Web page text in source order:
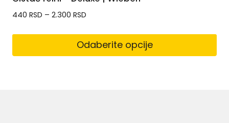
440 RSD – 2.300 RSD
Odaberite opcije